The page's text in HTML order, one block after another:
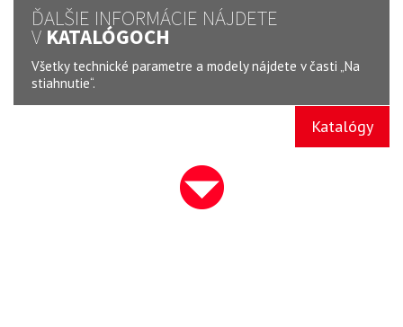
ĎALŠIE INFORMÁCIE NÁJDETE
V KATALÓGOCH
Všetky technické parametre a modely nájdete v časti „Na
stiahnutie“.
Katalógy